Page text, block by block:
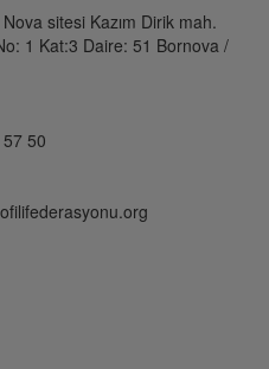
sitesi Kazım Dirik mah.
1 Kat:3 Daire: 51 Bornova /
50